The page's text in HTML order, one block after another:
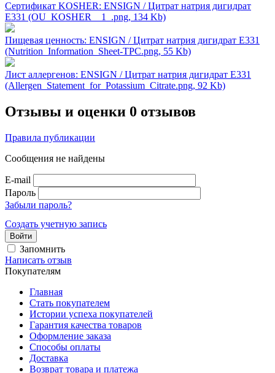
Сертификат KOSHER: ENSIGN / Цитрат натрия дигидрат
Е331 (OU_KOSHER__1_.png, 134 Kb)
Пищевая ценность: ENSIGN / Цитрат натрия дигидрат Е331
(Nutrition_Information_Sheet-TPC.png, 55 Kb)
Лист аллергенов: ENSIGN / Цитрат натрия дигидрат Е331
(Allergen_Statement_for_Potassium_Citrate.png, 92 Kb)
Отзывы и оценки 0 отзывов
Правила публикации
Сообщения не найдены
E-mail
Пароль
Забыли пароль?
Создать учетную запись
Войти
Запомнить
Написать отзыв
Покупателям
Главная
Стать покупателем
Истории успеха покупателей
Гарантия качества товаров
Оформление заказа
Способы оплаты
Доставка
Возврат товара и платежа